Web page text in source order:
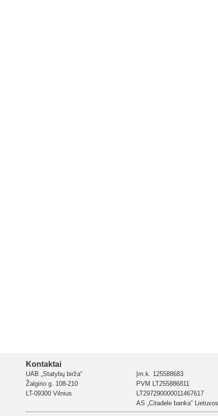
Kontaktai
UAB „Statybų birža“
Žalgirio g. 108-210
LT-09300 Vilnius
Įm.k. 125588683
PVM LT255886811
LT297290000011467617
AS „Citadele banka“